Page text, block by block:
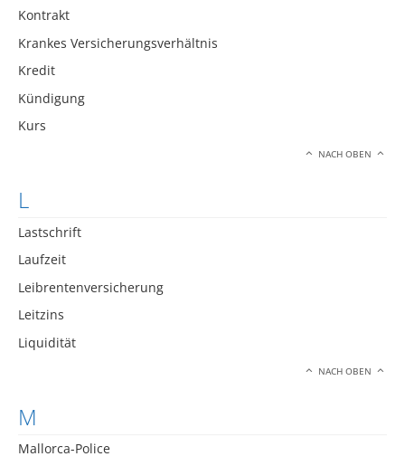
Kontrakt
Krankes Versicherungsverhältnis
Kredit
Kündigung
Kurs
NACH OBEN
L
Lastschrift
Laufzeit
Leibrentenversicherung
Leitzins
Liquidität
NACH OBEN
M
Mallorca-Police